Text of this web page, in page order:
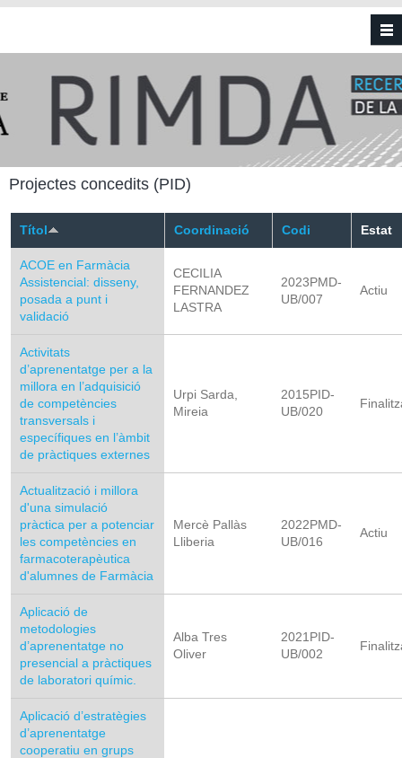
Vés al contingut
Projectes concedits (PID)
Títol Coordinació Codi Estat
ACOE en Farmàcia
Assistencial: disseny,
posada a punt i
validació
CECILIA
FERNANDEZ
LASTRA
2023PMD-
UB/007
Actiu
Activitats
d’aprenentatge per a la
millora en l’adquisició
de competències
transversals i
específiques en l’àmbit
de pràctiques externes
Urpi Sarda,
Mireia
2015PID-
UB/020
Actualització i millora
d'una simulació
pràctica per a potenciar
les competències en
farmacoterapèutica
d'alumnes de Farmàcia
Mercè Pallàs
Lliberia
2022PMD-
UB/016
Actiu
Aplicació de
metodologies
d’aprenentatge no
presencial a pràctiques
de laboratori químic.
Alba Tres
Oliver
2021PID-
UB/002
Aplicació d’estratègies
d’aprenentatge
cooperatiu en grups